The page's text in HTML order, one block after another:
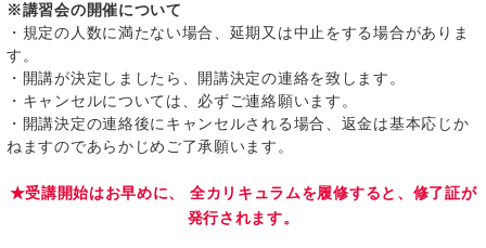
※講習会の開催について
・規定の人数に満たない場合、延期又は中止をする場合がありま
す。
・開講が決定しましたら、開講決定の連絡を致します。
・キャンセルについては、必ずご連絡願います。
・開講決定の連絡後にキャンセルされる場合、返金は基本応じか
ねますのであらかじめご了承願います。
★受講開始はお早めに、 全カリキュラムを履修すると、修了証が
発行されます。